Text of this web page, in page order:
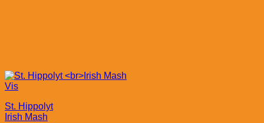
Vis
St. Hippolyt
Irish Mash